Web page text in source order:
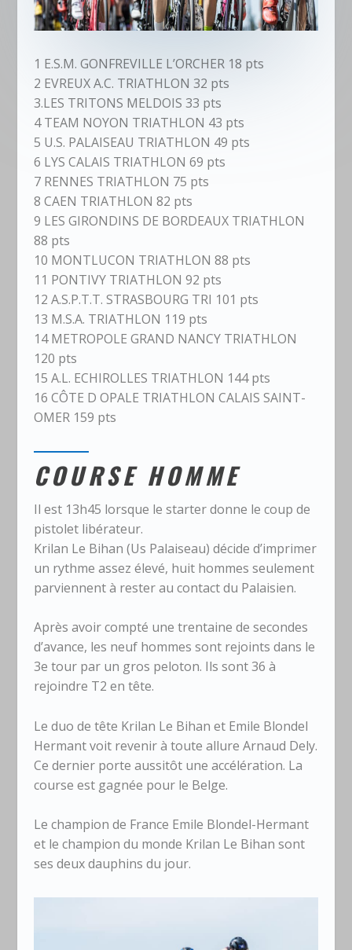
1 E.S.M. GONFREVILLE L’ORCHER 18 pts
2 EVREUX A.C. TRIATHLON 32 pts
3.LES TRITONS MELDOIS 33 pts
4 TEAM NOYON TRIATHLON 43 pts
5 U.S. PALAISEAU TRIATHLON 49 pts
6 LYS CALAIS TRIATHLON 69 pts
7 RENNES TRIATHLON 75 pts
8 CAEN TRIATHLON 82 pts
9 LES GIRONDINS DE BORDEAUX TRIATHLON
88 pts
10 MONTLUCON TRIATHLON 88 pts
11 PONTIVY TRIATHLON 92 pts
12 A.S.P.T.T. STRASBOURG TRI 101 pts
13 M.S.A. TRIATHLON 119 pts
14 METROPOLE GRAND NANCY TRIATHLON
120 pts
15 A.L. ECHIROLLES TRIATHLON 144 pts
16 CÔTE D OPALE TRIATHLON CALAIS SAINT-
OMER 159 pts
COURSE HOMME
Il est 13h45 lorsque le starter donne le coup de
pistolet libérateur.
Krilan Le Bihan (Us Palaiseau) décide d’imprimer
un rythme assez élevé, huit hommes seulement
parviennent à rester au contact du Palaisien.
Après avoir compté une trentaine de secondes
d’avance, les neuf hommes sont rejoints dans le
3e tour par un gros peloton. Ils sont 36 à
rejoindre T2 en tête.
Le duo de tête Krilan Le Bihan et Emile Blondel
Hermant voit revenir à toute allure Arnaud Dely.
Ce dernier porte aussitôt une accélération. La
course est gagnée pour le Belge.
Le champion de France Emile Blondel-Hermant
et le champion du monde Krilan Le Bihan sont
ses deux dauphins du jour.